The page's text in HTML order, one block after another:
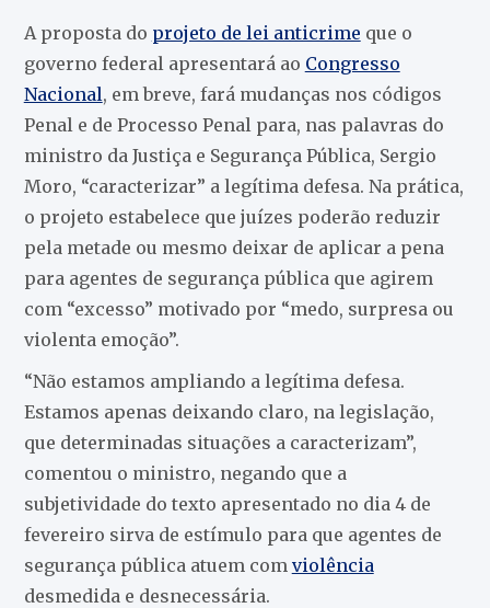
A proposta do projeto de lei anticrime que o
governo federal apresentará ao Congresso
Nacional, em breve, fará mudanças nos códigos
Penal e de Processo Penal para, nas palavras do
ministro da Justiça e Segurança Pública, Sergio
Moro, “caracterizar” a legítima defesa. Na prática,
o projeto estabelece que juízes poderão reduzir
pela metade ou mesmo deixar de aplicar a pena
para agentes de segurança pública que agirem
com “excesso” motivado por “medo, surpresa ou
violenta emoção”.
“Não estamos ampliando a legítima defesa.
Estamos apenas deixando claro, na legislação,
que determinadas situações a caracterizam”,
comentou o ministro, negando que a
subjetividade do texto apresentado no dia 4 de
fevereiro sirva de estímulo para que agentes de
segurança pública atuem com violência
desmedida e desnecessária.